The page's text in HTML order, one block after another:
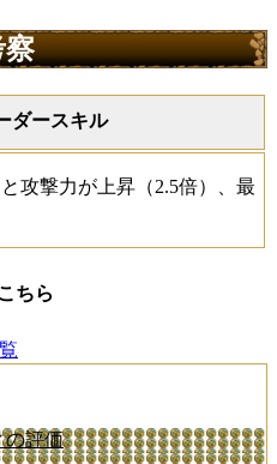
ダースキル
攻撃力が上昇（2.5倍）、最
ちら
の評価